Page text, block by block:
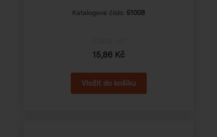
Katalogové číslo: 51008
15,86 Kč